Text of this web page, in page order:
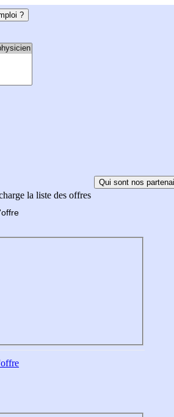
?
la liste des offres
Qui sont nos